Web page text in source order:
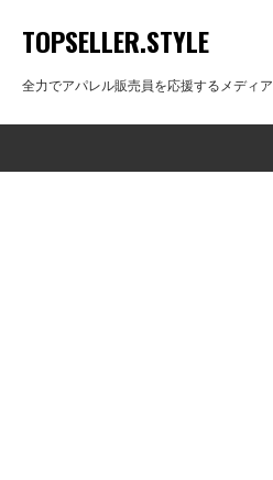
TOPSELLER.STYLE
全力でアパレル販売員を応援するメディア